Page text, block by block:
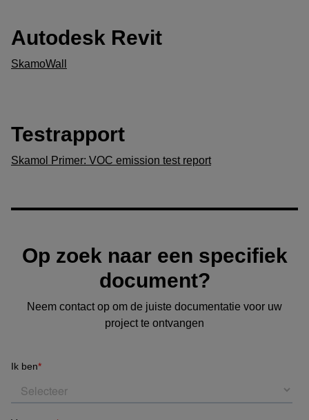
Autodesk Revit
SkamoWall
Testrapport
Skamol Primer: VOC emission test report
Op zoek naar een specifiek
document?
Neem contact op om de juiste documentatie voor uw
project te ontvangen